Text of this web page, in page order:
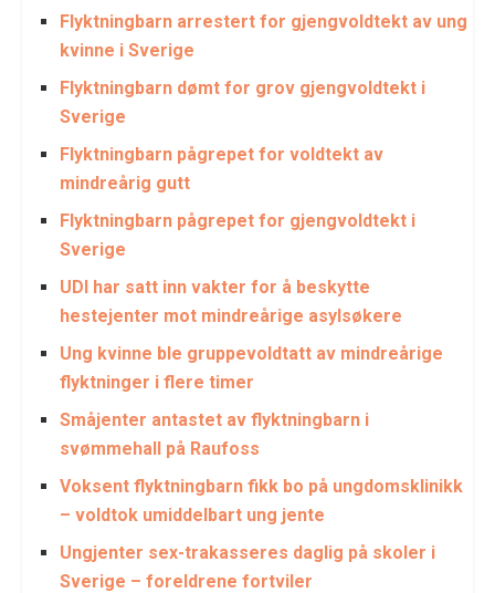
Flyktningbarn arrestert for gjengvoldtekt av ung
kvinne i Sverige
Flyktningbarn dømt for grov gjengvoldtekt i
Sverige
Flyktningbarn pågrepet for voldtekt av
mindreårig gutt
Flyktningbarn pågrepet for gjengvoldtekt i
Sverige
UDI har satt inn vakter for å beskytte
hestejenter mot mindreårige asylsøkere
Ung kvinne ble gruppevoldtatt av mindreårige
flyktninger i flere timer
Småjenter antastet av flyktningbarn i
svømmehall på Raufoss
Voksent flyktningbarn fikk bo på ungdomsklinikk
– voldtok umiddelbart ung jente
Ungjenter sex-trakasseres daglig på skoler i
Sverige – foreldrene fortviler